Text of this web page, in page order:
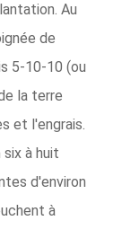
Au
de
5-10-10 (ou
la terre
et l'engrais.
à huit
d'environ
à